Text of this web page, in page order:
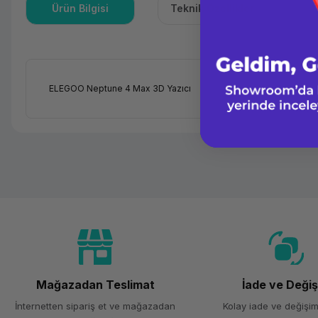
Ürün Bilgisi Teknik Özellikler
ELEGOO Neptune 4 Max 3D Yazıcı
Model
Temel Özellikler
Baskı Teknolojisi
Mağazadan Teslimat
İnternetten sipariş et ve mağazadan
İade ve
Kolay iade ve